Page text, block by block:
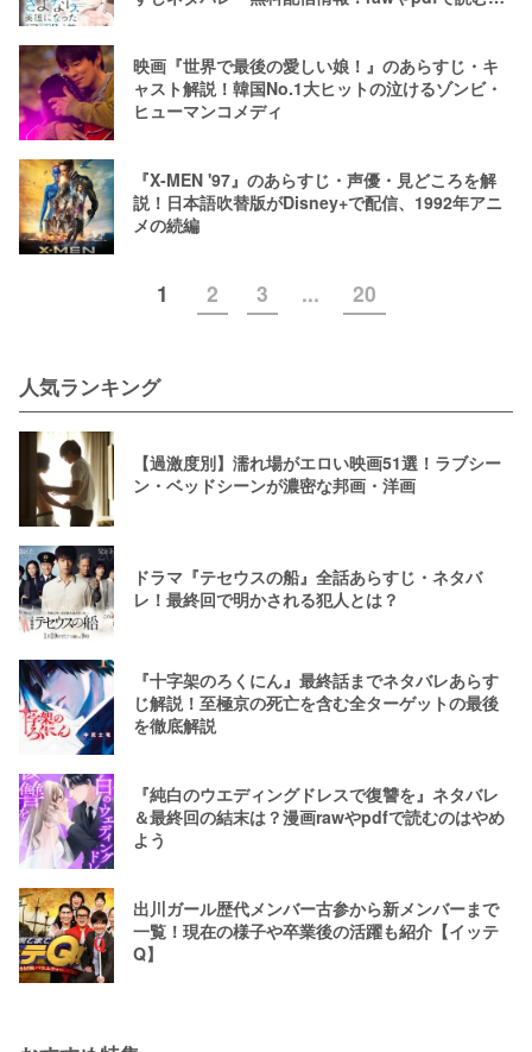
映画『世界で最後の愛しい娘！』のあらすじ・キ
ャスト解説！韓国No.1大ヒットの泣けるゾンビ・
ヒューマンコメディ
『X-MEN '97』のあらすじ・声優・見どころを解
説！日本語吹替版がDisney+で配信、1992年アニ
メの続編
1 2 3 ... 20
人気ランキング
【過激度別】濡れ場がエロい映画51選！ラブシー
ン・ベッドシーンが濃密な邦画・洋画
ドラマ『テセウスの船』全話あらすじ・ネタバ
レ！最終回で明かされる犯人とは？
『十字架のろくにん』最終話までネタバレあらす
じ解説！至極京の死亡を含む全ターゲットの最後
を徹底解説
『純白のウエディングドレスで復讐を』ネタバレ
＆最終回の結末は？漫画rawやpdfで読むのはやめ
よう
出川ガール歴代メンバー古参から新メンバーまで
一覧！現在の様子や卒業後の活躍も紹介【イッテ
Q】